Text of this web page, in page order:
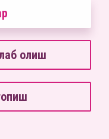
олиш